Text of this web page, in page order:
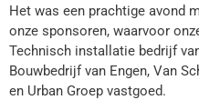
Het was een prachtige avond
onze sponsoren, waarvoor
Technisch installatie bedrijf
Bouwbedrijf van Engen, Van
en Urban Groep vastgoed.